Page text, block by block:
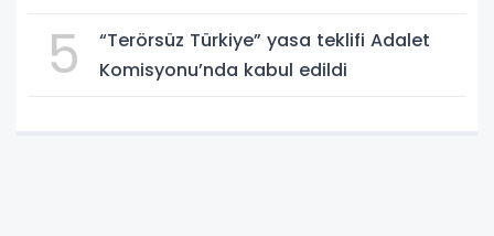
5
“Terörsüz Türkiye” yasa teklifi Adalet
Komisyonu’nda kabul edildi